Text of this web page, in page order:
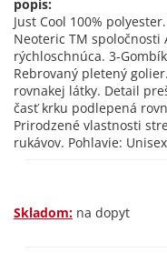
popis:
Just Cool 100%
Neoteric TM
rýchloschnúca. 3-
Rebrovaný pletený
rovnakej látky. Detail
časť krku podlepená
Prirodzené vlastnosti
rukávov. Pohlavie: Unisex
Skladom: na dopyt